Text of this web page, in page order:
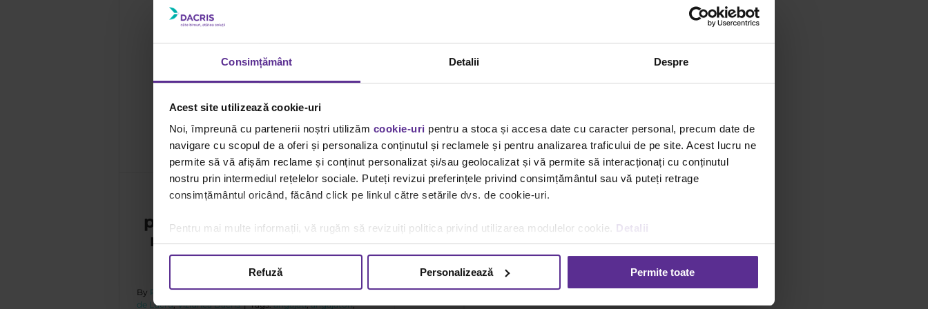
Consimțământ Detalii Despre
Acest site utilizează cookie-uri
Noi, împreună cu partenerii noștri utilizăm cookie-uri pentru a stoca și accesa date cu caracter personal, precum date de
navigare cu scopul de a oferi și personaliza conținutul și reclamele și pentru analizarea traficului de pe site. Acest lucru ne
permite să vă afișăm reclame și conținut personalizat și/sau geolocalizat și vă permite să interacționați cu conținutul
nostru prin intermediul rețelelor sociale. Puteți revizui preferințele privind consimțământul sau vă puteți retrage
consimțământul oricând, făcând click pe linkul către setările dvs. de cookie-uri.
Pentru mai multe informații, vă rugăm să revizuiți politica privind utilizarea modulelor cookie. Detalii
Refuză Personalizează Permite toate
Satisfacția și
productivitatea la locul de
muncă: ce spun cifrele și
studiile
By Rucxandra Popa | 20 octombrie | Categories:Spații
de Lucru,Viziunea Dacris | Tags:angajati,angajatori,